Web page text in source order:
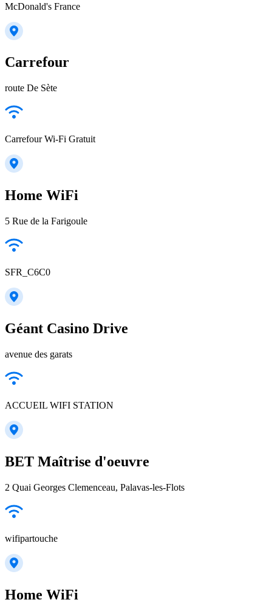
McDonald's France
Carrefour
route De Sète
Carrefour Wi-Fi Gratuit
Home WiFi
5 Rue de la Farigoule
SFR_C6C0
Géant Casino Drive
avenue des garats
ACCUEIL WIFI STATION
BET Maîtrise d'oeuvre
2 Quai Georges Clemenceau, Palavas-les-Flots
wifipartouche
Home WiFi